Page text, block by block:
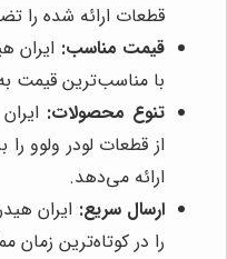
قطعات ارائه شده را
قیمت مناسب: ایران
با مناسب‌ترین قیمت
تنوع محصولات:
از قطعات لودر ولوو
ارائه می‌دهد.
ارسال سریع: ایران
را در کوتاه‌ترین